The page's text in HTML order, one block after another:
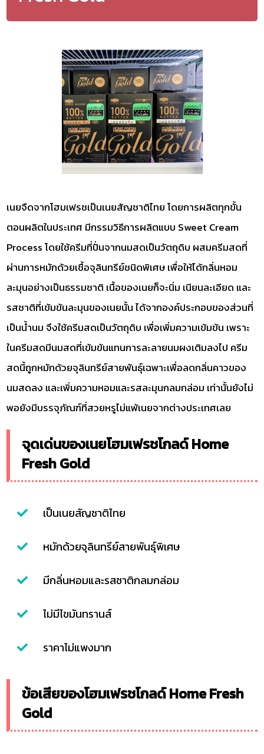
เนยจืดจากโฮมเฟรชเป็นเนยสัญชาติไทย โดยการผลิตทุกขั้น
ตอนผลิตในประเทศ มีกรรมวิธีการผลิตแบบ Sweet Cream
Process โดยใช้ครีมที่ปั่นจากนมสดเป็นวัตถุดิบ ผสมครีมสดที่
ผ่านการหมักด้วยเชื้อจุลินทรีย์ชนิดพิเศษ เพื่อให้ได้กลิ่นหอม
ละมุนอย่างเป็นธรรมชาติ เนื้อของเนยก็จะนิ่ม เนียนละเอียด และ
รสชาติที่เข้มข้นละมุนของเนยนั้น ได้จากองค์ประกอบของส่วนที่
เป็นน้ำนม จึงใช้ครีมสดเป็นวัตถุดิบ เพื่อเพิ่มความเข้มข้น เพราะ
ในครีมสดมีนมสดที่เข้มข้นแทนการละลายนมผงเติมลงไป ครีม
สดนี้ถูกหมักด้วยจุลินทรีย์สายพันธุ์เฉพาะเพื่อลดกลิ่นคาวของ
นมสดลง และเพิ่มความหอมและรสละมุนกลมกล่อม เท่านั้นยังไม่
พอยังมีบรรจุภัณฑ์ที่สวยหรูไม่แพ้เนยจากต่างประเทศเลย
จุดเด่นของเนยโฮมเฟรชโกลด์ Home
Fresh Gold
เป็นเนยสัญชาติไทย
หมักด้วยจุลินทรีย์สายพันธุ์พิเศษ
มีกลิ่นหอมและรสชาติกลมกล่อม
ไม่มีไขมันทรานส์
ราคาไม่แพงมาก
ข้อเสียของโฮมเฟรชโกลด์ Home Fresh
Gold